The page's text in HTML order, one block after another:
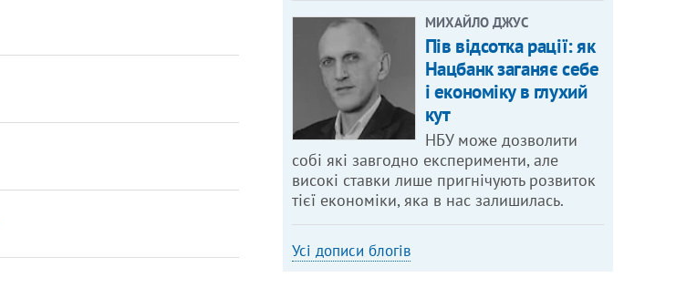
МИХАЙЛО ДЖУС
Пів відсотка рації: як
Нацбанк заганяє себе
і економіку в глухий
кут
НБУ може дозволити
собі які завгодно експерименти, але
високі ставки лише пригнічують розвиток
тієї економіки, яка в нас залишилась.
Усі дописи блогів